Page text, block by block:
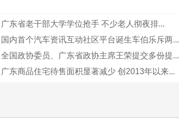
广东省老干部大学学位抢手 不少老人彻夜排...
国内首个汽车资讯互动社区平台诞生车伯乐斥两...
全国政协委员、广东省政协主席王荣提交多份提...
广东商品住宅待售面积显著减少 创2013年以来...